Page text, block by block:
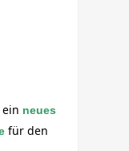
neues
für den